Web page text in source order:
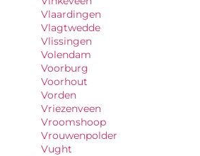
Vlaardingen
Vlagtwedde
Vlissingen
Volendam
Voorburg
Voorhout
Vorden
Vriezenveen
Vroomshoop
Vrouwenpolder
Vught